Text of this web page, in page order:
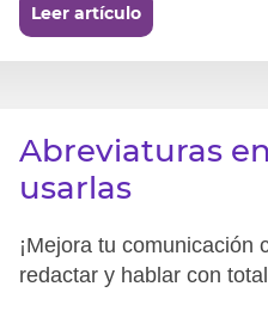
Leer artículo
Abreviaturas
usarlas
¡Mejora tu comunicación
redactar y hablar con